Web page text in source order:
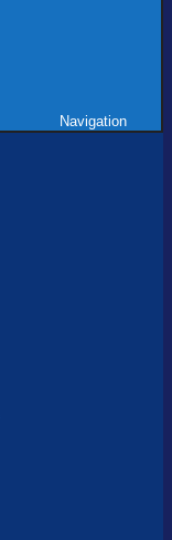
Navigation